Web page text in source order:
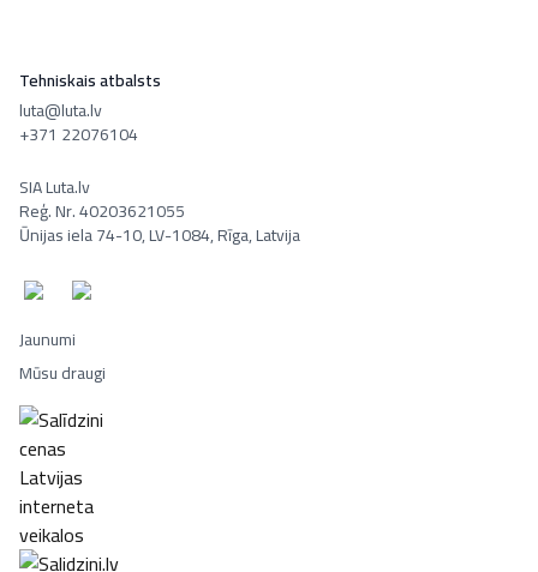
Tehniskais atbalsts
luta@luta.lv
+371 22076104
SIA Luta.lv
Reģ. Nr. 40203621055
Ūnijas iela 74-10, LV-1084, Rīga, Latvija
Jaunumi
Mūsu draugi